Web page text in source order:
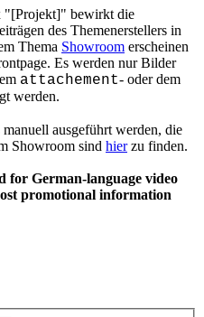
"[Projekt]" bewirkt die
des Themenerstellers in
Thema Showroom erscheinen
Es werden nur Bilder
attachement- oder dem
werden.
manuell ausgeführt werden, die
Showroom sind hierzu finden.
German-language video
promotional information